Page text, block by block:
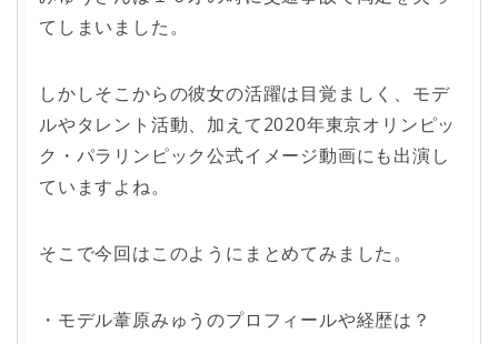
てしまいました。
しかしそこからの彼女の活躍は目覚ましく、モデ
ルやタレント活動、加えて2020年東京オリンピッ
ク・パラリンピック公式イメージ動画にも出演し
ていますよね。
そこで今回はこのようにまとめてみました。
・モデル葦原みゅうのプロフィールや経歴は？